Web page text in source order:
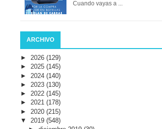
Cuando vayas a ...
ARCHIVO
► 2026 (129)
► 2025 (145)
► 2024 (140)
► 2023 (130)
► 2022 (145)
► 2021 (178)
► 2020 (215)
▼ 2019 (548)